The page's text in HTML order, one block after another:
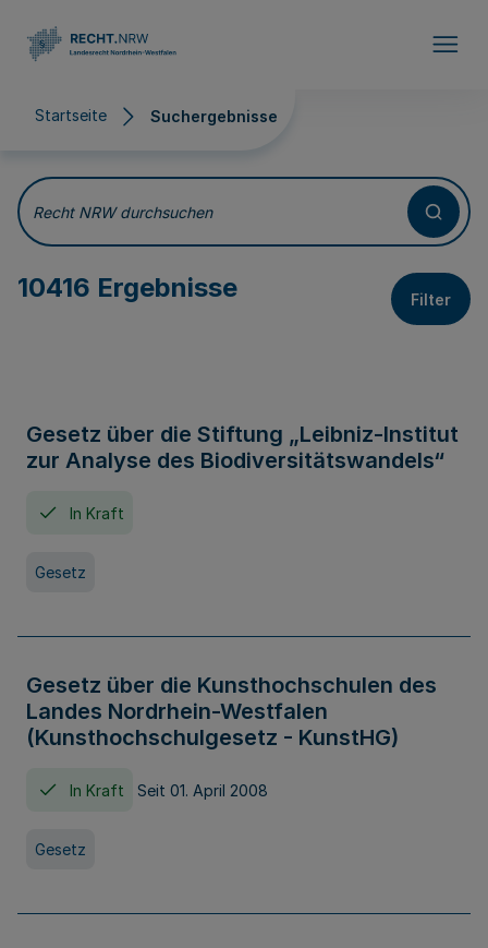
Startseite Suchergebnisse
Suchergebnisse
Recht NRW durchsuchen
10416 Ergebnisse Filter
Gesetz über die Stiftung „Leibniz-Institut
zur Analyse des Biodiversitätswandels“
In Kraft
Gesetz
Gesetz über die Kunsthochschulen des
Landes Nordrhein-Westfalen
(Kunsthochschulgesetz - KunstHG)
In Kraft Seit 01. April 2008
Gesetz